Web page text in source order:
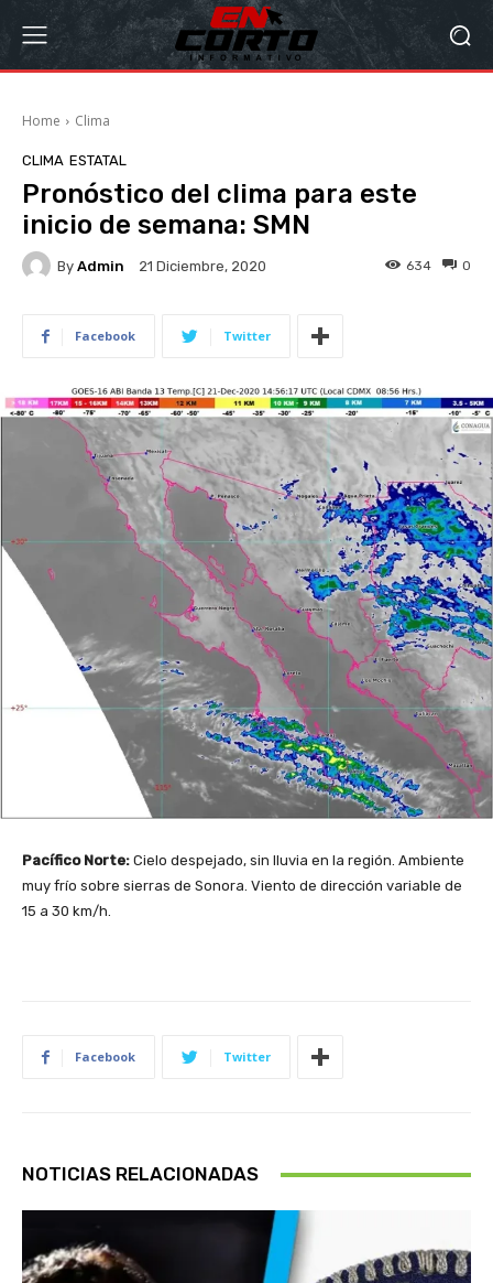
Home Clima
CLIMA ESTATAL
Pronóstico del clima para este
inicio de semana: SMN
By Admin 21 Diciembre, 2020 0
634
Facebook Twitter
Pacífico Norte: Cielo despejado, sin lluvia en la región. Ambiente
muy frío sobre sierras de Sonora. Viento de dirección variable de
15 a 30 km/h.
Facebook Twitter
NOTICIAS RELACIONADAS